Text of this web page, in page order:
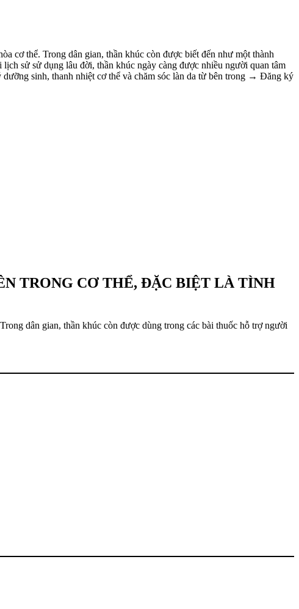
cơ thể. Trong dân gian, thần khúc còn được biết đến như một thành
sử sử dụng lâu đời, thần khúc ngày càng được nhiều người quan tâm
sinh, thanh nhiệt cơ thể và chăm sóc làn da từ bên trong → Đăng ký
TRONG CƠ THỂ, ĐẶC BIỆT LÀ TÌNH
dân gian, thần khúc còn được dùng trong các bài thuốc hỗ trợ người